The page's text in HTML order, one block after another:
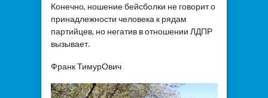
Конечно, ношение бейсболки не говорит о
принадлежности человека к рядам
партийцев, но негатив в отношении ЛДПР
вызывает.
Франк ТимурОвич